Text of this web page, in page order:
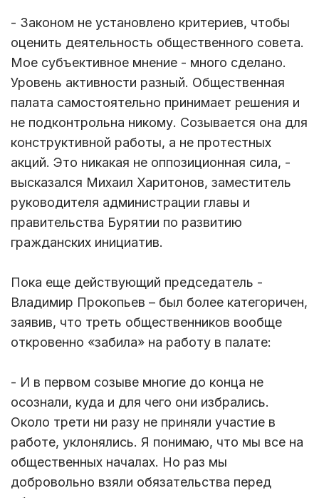
- Законом не установлено критериев, чтобы
оценить деятельность общественного совета.
Мое субъективное мнение - много сделано.
Уровень активности разный. Общественная
палата самостоятельно принимает решения и
не подконтрольна никому. Созывается она для
конструктивной работы, а не протестных
акций. Это никакая не оппозиционная сила, -
высказался Михаил Харитонов, заместитель
руководителя администрации главы и
правительства Бурятии по развитию
гражданских инициатив.
Пока еще действующий председатель -
Владимир Прокопьев – был более категоричен,
заявив, что треть общественников вообще
откровенно «забила» на работу в палате:
- И в первом созыве многие до конца не
осознали, куда и для чего они избрались.
Около трети ни разу не приняли участие в
работе, уклонялись. Я понимаю, что мы все на
общественных началах. Но раз мы
добровольно взяли обязательства перед